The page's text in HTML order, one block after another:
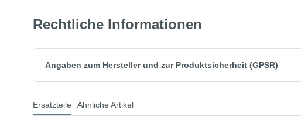
Rechtliche Informationen
Angaben zum Hersteller und zur Produktsicherheit (GPSR)
Ersatzteile Ähnliche Artikel